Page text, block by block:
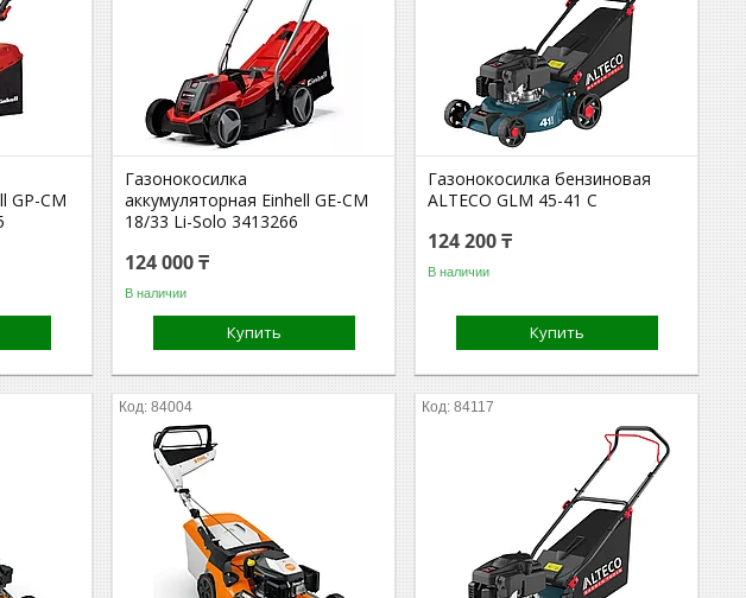
GP-CM
Газонокосилка
аккумуляторная Einhell GE-CM
18/33 Li-Solo 3413266
124 000 ₸
В наличии
Купить
Газонокосилка бензиновая
ALTECO GLM 45-41 C
124 200 ₸
В наличии
Купить
84004 84117